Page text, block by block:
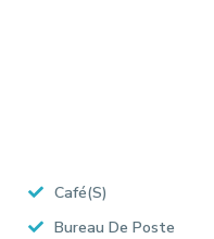
Café(S)
Bureau De Poste